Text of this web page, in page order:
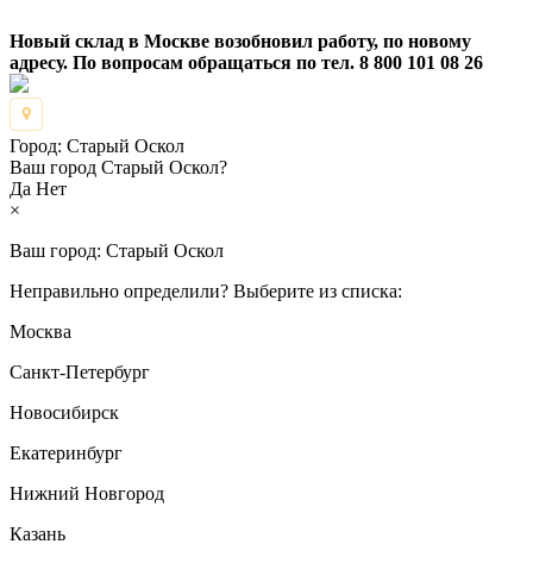
Новый склад в Москве возобновил работу, по новому
адресу. По вопросам обращаться по тел. 8 800 101 08 26
Город: Старый Оскол
Ваш город Старый Оскол?
Да Нет
×
Ваш город: Старый Оскол
Неправильно определили? Выберите из списка:
Москва
Санкт-Петербург
Новосибирск
Екатеринбург
Нижний Новгород
Казань